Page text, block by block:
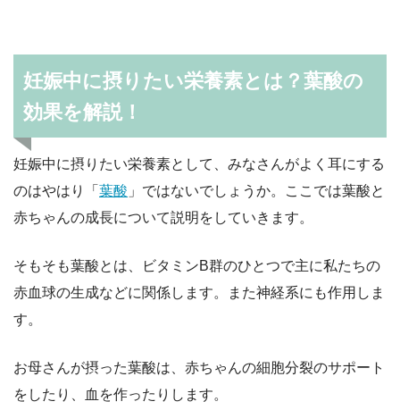
妊娠中に摂りたい栄養素とは？葉酸の
効果を解説！
妊娠中に摂りたい栄養素として、みなさんがよく耳にする
のはやはり「 葉酸 」ではないでしょうか。ここでは葉酸と
赤ちゃんの成長について説明をしていきます。
そもそも葉酸とは、ビタミンB群のひとつで主に私たちの
赤血球の生成などに関係します。また神経系にも作用しま
す。
お母さんが摂った葉酸は、赤ちゃんの細胞分裂のサポート
をしたり、血を作ったりします。